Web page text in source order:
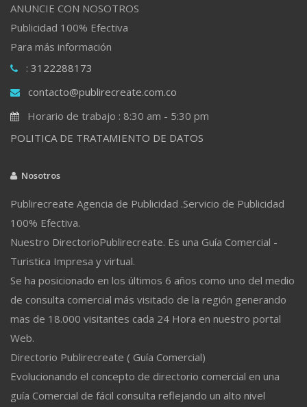
ANUNCIE CON NOSOTROS
Publicidad 100% Efectiva
Para más información
: 3122288173
contacto@publirecreate.com.co
Horario de trabajo : 8:30 am - 5:30 pm
POLITICA DE TRATAMIENTO DE DATOS
Nosotros
Publirecreate Agencia de Publicidad .Servicio de Publicidad
100% Efectiva.
Nuestro DirectorioPublirecreate. Es una Guía Comercial -
Turistica Impresa y virtual.
Se ha posicionado en los últimos 6 años como uno del medio
de consulta comercial más visitado de la región generando
mas de 18.000 visitantes cada 24 Hora en nuestro portal
Web.
Directorio Publirecreate ( Guía Comercial)
Evolucionando el concepto de directorio comercial en una
guía Comercial de fácil consulta reflejando un alto nivel